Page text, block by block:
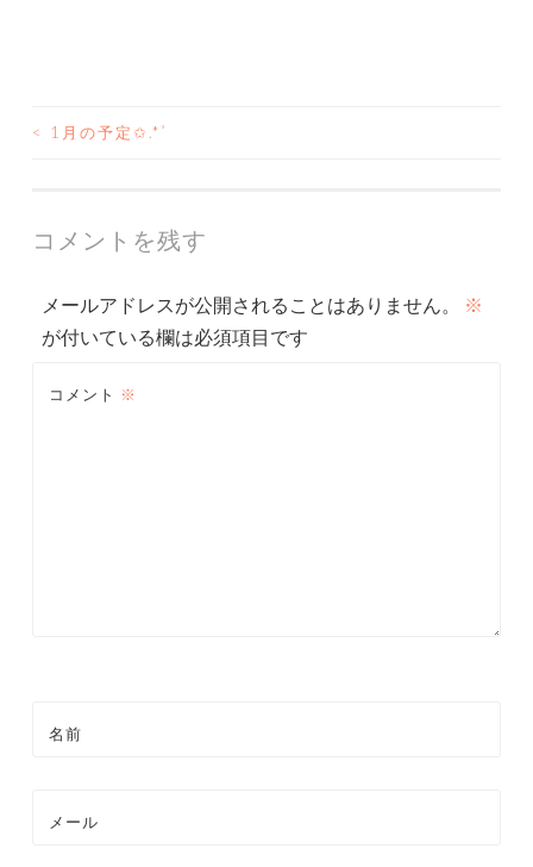
投
ナ
ビ
ゲ
ー
< 1月の予定✩.*˚
コメントを残す
メールアドレスが公開されることはありません。
※
が付いている欄は必須項目です
コメント ※
名前
メール